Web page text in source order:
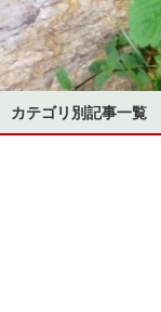
カテゴリ別記事一覧